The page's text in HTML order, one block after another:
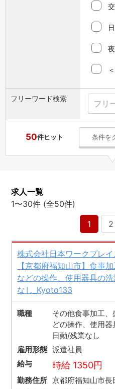
フリーワード検索
50件ヒット 条件を
求人一覧
1〜30件 (全50件)
1
2
株式会社日本ワークプレイ
【京都府福知山市】食事
などの操作、使用器具の
なし_Kyoto133
職種
その他食事加工
どの操作、使用
日勤/残業なし
雇用形態 派遣社員
給与
時給 1350円
勤務住所 京都府福知山市長